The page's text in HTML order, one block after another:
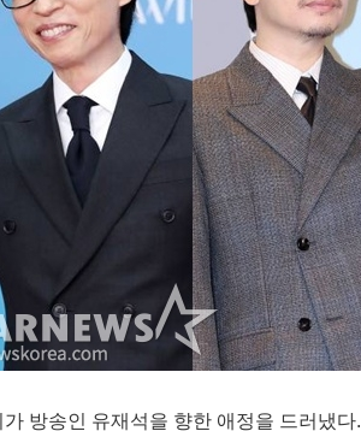
방송인 유재석을 향한 애정을 드러냈다.